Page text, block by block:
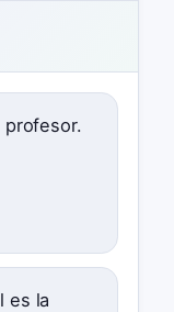
profesor.
es la